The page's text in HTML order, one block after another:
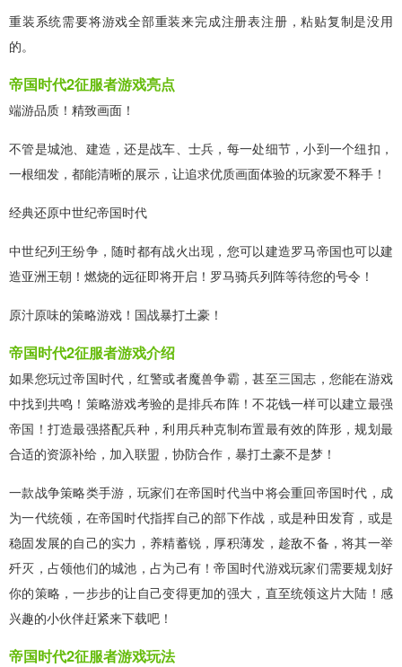
重装系统需要将游戏全部重装来完成注册表注册，粘贴复制是没用
的。
帝国时代2征服者游戏亮点
端游品质！精致画面！
不管是城池、建造，还是战车、士兵，每一处细节，小到一个纽扣，
一根细发，都能清晰的展示，让追求优质画面体验的玩家爱不释手！
经典还原中世纪帝国时代
中世纪列王纷争，随时都有战火出现，您可以建造罗马帝国也可以建
造亚洲王朝！燃烧的远征即将开启！罗马骑兵列阵等待您的号令！
原汁原味的策略游戏！国战暴打土豪！
帝国时代2征服者游戏介绍
如果您玩过帝国时代，红警或者魔兽争霸，甚至三国志，您能在游戏
中找到共鸣！策略游戏考验的是排兵布阵！不花钱一样可以建立最强
帝国！打造最强搭配兵种，利用兵种克制布置最有效的阵形，规划最
合适的资源补给，加入联盟，协防合作，暴打土豪不是梦！
一款战争策略类手游，玩家们在帝国时代当中将会重回帝国时代，成
为一代统领，在帝国时代指挥自己的部下作战，或是种田发育，或是
稳固发展的自己的实力，养精蓄锐，厚积薄发，趁敌不备，将其一举
歼灭，占领他们的城池，占为己有！帝国时代游戏玩家们需要规划好
你的策略，一步步的让自己变得更加的强大，直至统领这片大陆！感
兴趣的小伙伴赶紧来下载吧！
帝国时代2征服者游戏玩法